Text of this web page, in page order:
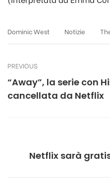
Dominic West Notizie
PREVIOUS
“Away”, la serie con
cancellata da Netflix
Netflix sarà